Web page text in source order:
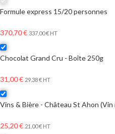
Formule express 15/20 personnes
370,70€ 337,00€ HT
Chocolat Grand Cru - Boîte 250g
31,00€ 29,38€ HT
Vins & Bière - Château St Ahon (Vin
25,20€ 21,00€ HT